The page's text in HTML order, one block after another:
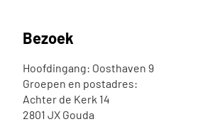
Bezoek
Hoofdingang: Oosthaven 9
Groepen en postadres:
Achter de Kerk 14
2801 JX Gouda